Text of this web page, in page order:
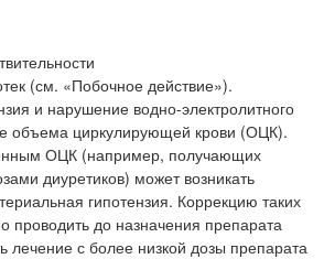
(см. «Побочное действие»).
и нарушение водно-электролитного
объема циркулирующей крови (ОЦК).
ОЦК (например, получающих
диуретиков) может возникать
гипотензия. Коррекцию таких
проводить до назначения препарата
лечение с более низкой дозы препарата